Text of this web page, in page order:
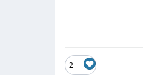
2